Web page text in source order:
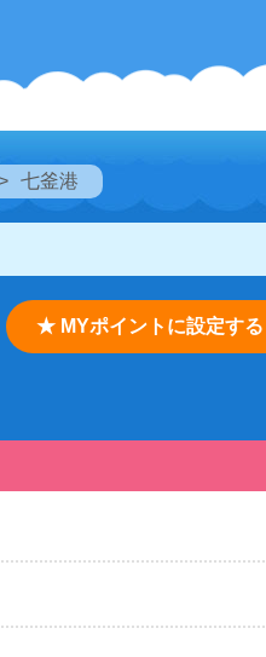
七釜港
★ MYポイントに設定する